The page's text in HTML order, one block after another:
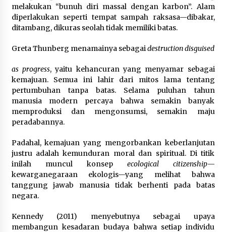
melakukan “bunuh diri massal dengan karbon”. Alam
diperlakukan seperti tempat sampah raksasa—dibakar,
ditambang, dikuras seolah tidak memiliki batas.
Greta Thunberg menamainya sebagaidestruction disguised
as progress, yaitu kehancuran yang menyamar sebagai
kemajuan. Semua ini lahir dari mitos lama tentang
pertumbuhan tanpa batas. Selama puluhan tahun
manusia modern percaya bahwa semakin banyak
memproduksi dan mengonsumsi, semakin maju
peradabannya.
Padahal, kemajuan yang mengorbankan keberlanjutan
justru adalah kemunduran moral dan spiritual. Di titik
inilah muncul konsep ecological citizenship—
kewarganegaraan ekologis—yang melihat bahwa
tanggung jawab manusia tidak berhenti pada batas
negara.
Kennedy (2011) menyebutnya sebagai upaya
membangun kesadaran budaya bahwa setiap individu